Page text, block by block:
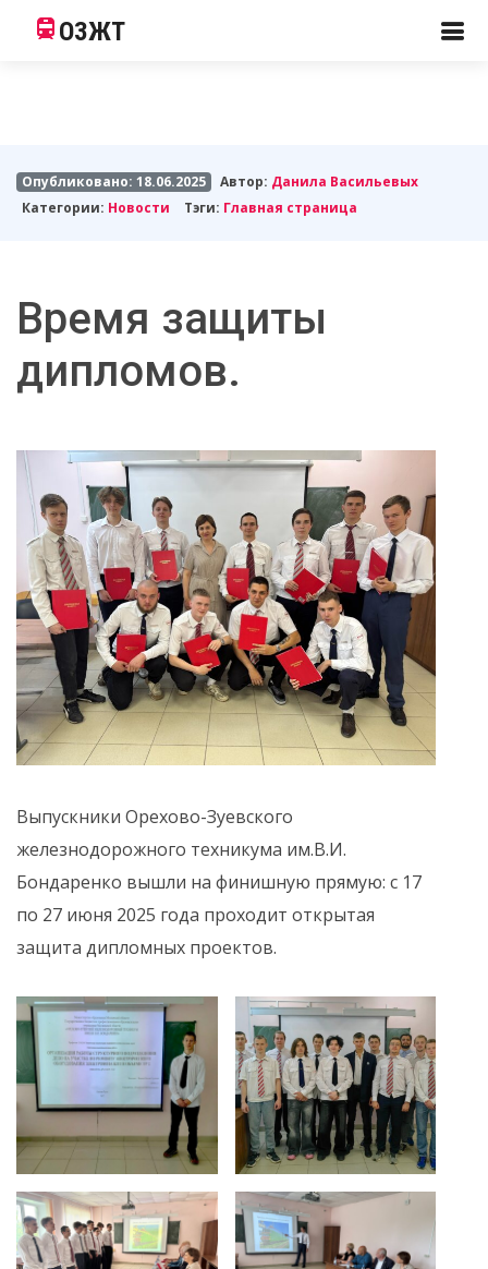
ОЗЖТ
Опубликовано: 18.06.2025 Автор: Данила Васильевых
Категории: Новости Тэги: Главная страница
Время защиты
дипломов.
Выпускники Орехово-Зуевского
железнодорожного техникума им.В.И.
Бондаренко вышли на финишную прямую: с 17
по 27 июня 2025 года проходит открытая
защита дипломных проектов.